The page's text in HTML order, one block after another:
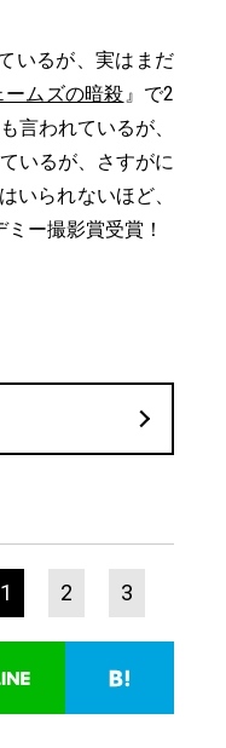
いるが、実はまだ
ームズの暗殺』で2
言われているが、
いるが、さすがに
いられないほど、
ー撮影賞受賞！
1 2 3